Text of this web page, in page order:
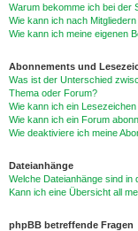
Warum bekomme ich bei der
Wie kann ich nach
Wie kann ich meine eigenen
Abonnements und
Was ist der Unterschied
Thema oder Forum?
Wie kann ich ein
Wie kann ich ein Forum
Wie deaktiviere ich meine
Dateianhänge
Welche Dateianhänge sind in
Kann ich eine Übersicht all
phpBB betreffende Fragen